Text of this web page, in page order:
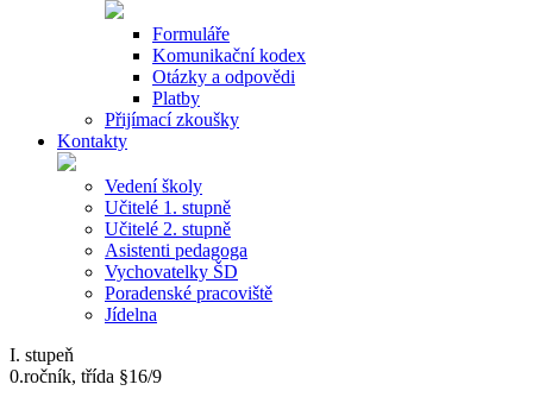
Formuláře
Komunikační kodex
Otázky a odpovědi
Platby
Přijímací zkoušky
Kontakty
Vedení školy
Učitelé 1. stupně
Učitelé 2. stupně
Asistenti pedagoga
Vychovatelky ŠD
Poradenské pracoviště
Jídelna
I. stupeň
0.ročník, třída §16/9